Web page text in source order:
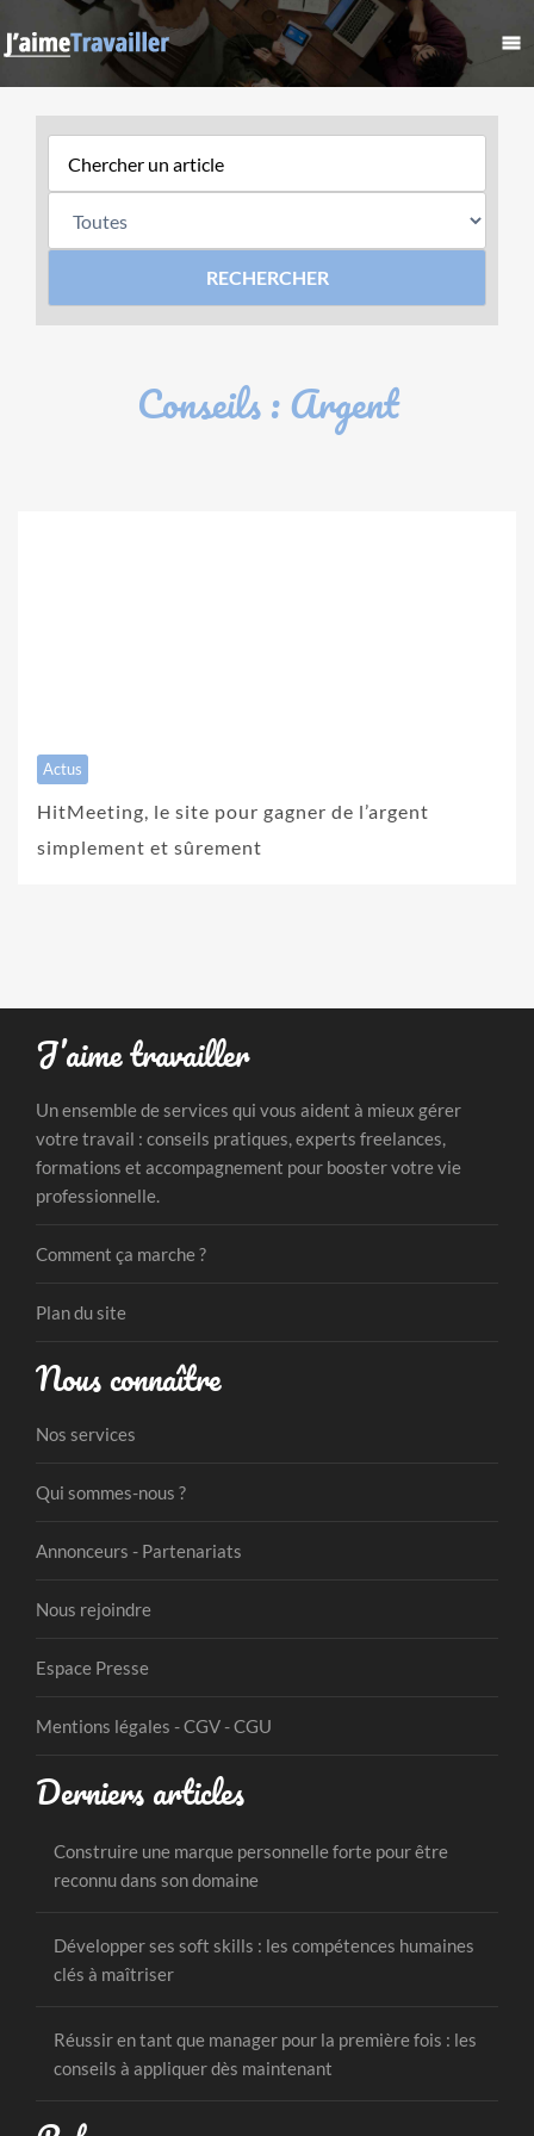
Conseils : Argent
Actus
HitMeeting, le site pour gagner de l’argent
simplement et sûrement
J’aime travailler
Un ensemble de services qui vous aident à mieux gérer
votre travail : conseils pratiques, experts freelances,
formations et accompagnement pour booster votre vie
professionnelle.
Comment ça marche ?
Plan du site
Nous connaître
Nos services
Qui sommes-nous ?
Annonceurs - Partenariats
Nous rejoindre
Espace Presse
Mentions légales - CGV - CGU
Derniers articles
Construire une marque personnelle forte pour être
reconnu dans son domaine
Développer ses soft skills : les compétences humaines
clés à maîtriser
Réussir en tant que manager pour la première fois : les
conseils à appliquer dès maintenant